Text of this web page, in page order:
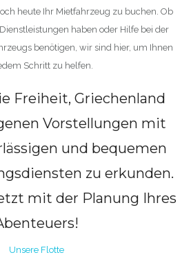
heute Ihr Mietfahrzeug zu buchen. Ob
haben oder Hilfe bei der
benötigen, wir sind hier, um Ihnen
Schritt zu helfen.
Freiheit, Griechenland
Vorstellungen mit
und bequemen
zu erkunden.
mit der Planung Ihres
Unsere Flotte